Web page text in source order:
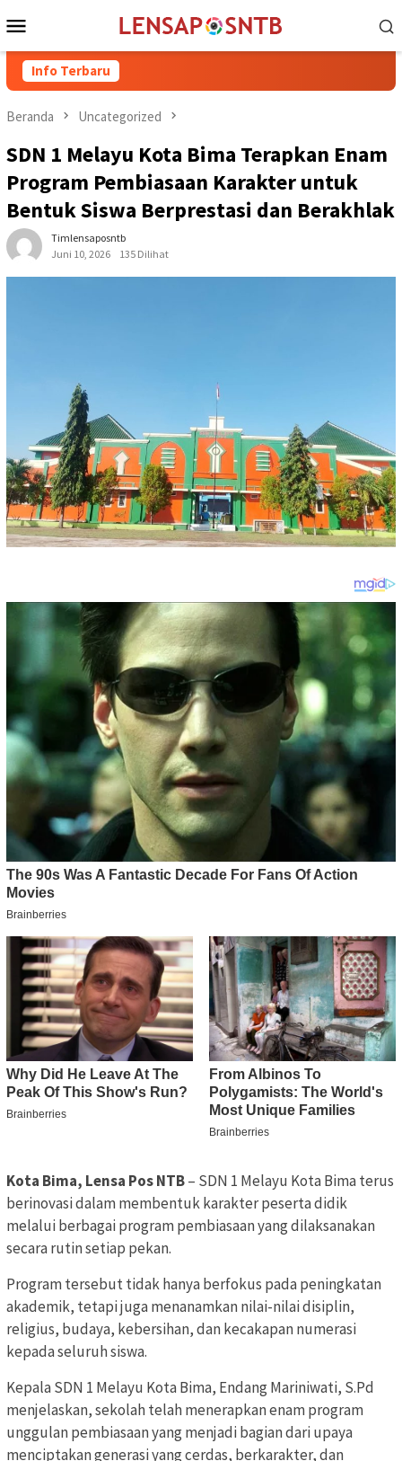
ke
Mobile
Info Terbaru
Beranda Uncategorized
SDN 1 Melayu Kota Bima Terapkan Enam
Program Pembiasaan Karakter untuk
Bentuk Siswa Berprestasi dan Berakhlak
Timlensaposntb
Juni 10, 2026
135 Dilihat
Kota Bima, Lensa Pos NTB– SDN 1 Melayu Kota Bima terus
berinovasi dalam membentuk karakter peserta didik
melalui berbagai program pembiasaan yang dilaksanakan
secara rutin setiap pekan.
Program tersebut tidak hanya berfokus pada peningkatan
akademik, tetapi juga menanamkan nilai-nilai disiplin,
religius, budaya, kebersihan, dan kecakapan numerasi
kepada seluruh siswa.
Kepala SDN 1 Melayu Kota Bima, Endang Mariniwati, S.Pd
menjelaskan, sekolah telah menerapkan enam program
unggulan pembiasaan yang menjadi bagian dari upaya
menciptakan generasi yang cerdas, berkarakter, dan